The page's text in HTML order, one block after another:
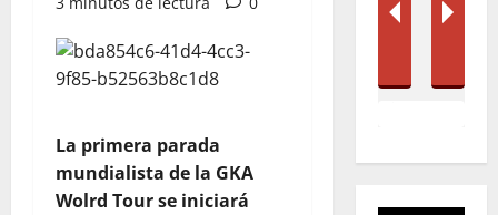
La primera parada
mundialista de la GKA
Wolrd Tour se iniciará